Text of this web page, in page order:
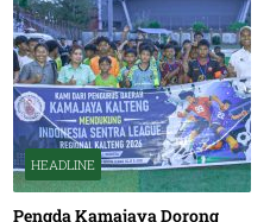
HEADLINE
Pengda Kamajaya Dorong